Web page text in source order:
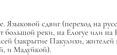
Языковой сдвиг (переход на
большой реки, на Елогуе или на
(закрытие Пакулихи, жителей
и Мадуйкой).